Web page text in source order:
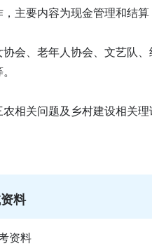
主要内容为现金管理和结
会、老年人协会、文艺队
农相关问题及乡村建设相关
料
资料